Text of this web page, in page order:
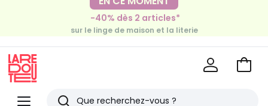
EN CE MOMENT
-30€ tous les 100€*
sur le meuble & la déco
EN CE MOMENT
-40% dès 2 articles*
sur le linge de maison et la literie
Redoute
Voir